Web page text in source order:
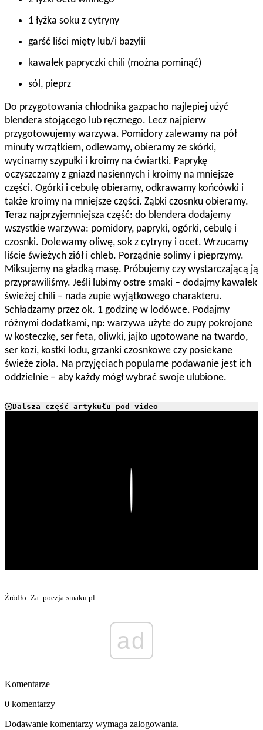
1 łyżka soku z cytryny
garść liści mięty lub/i bazylii
kawałek papryczki chili (można pominąć)
sól, pieprz
Do przygotowania chłodnika gazpacho najlepiej użyć
blendera stojącego lub ręcznego. Lecz najpierw
przygotowujemy warzywa. Pomidory zalewamy na pół
minuty wrzątkiem, odlewamy, obieramy ze skórki,
wycinamy szypułki i kroimy na ćwiartki. Paprykę
oczyszczamy z gniazd nasiennych i kroimy na mniejsze
części. Ogórki i cebulę obieramy, odkrawamy końcówki i
także kroimy na mniejsze części. Ząbki czosnku obieramy.
Teraz najprzyjemniejsza część: do blendera dodajemy
wszystkie warzywa: pomidory, papryki, ogórki, cebulę i
czosnki. Dolewamy oliwę, sok z cytryny i ocet. Wrzucamy
liście świeżych ziół i chleb. Porządnie solimy i pieprzymy.
Miksujemy na gładką masę. Próbujemy czy wystarczającą ją
przyprawiliśmy. Jeśli lubimy ostre smaki – dodajmy kawałek
świeżej chili – nada zupie wyjątkowego charakteru.
Schładzamy przez ok. 1 godzinę w lodówce. Podajmy
różnymi dodatkami, np: warzywa użyte do zupy pokrojone
w kosteczkę, ser feta, oliwki, jajko ugotowane na twardo,
ser kozi, kostki lodu, grzanki czosnkowe czy posiekane
świeże zioła. Na przyjęciach popularne podawanie jest ich
oddzielnie – aby każdy mógł wybrać swoje ulubione.
Dalsza część artykułu pod video
Źródło: Za: poezja-smaku.pl
ad
Komentarze
0 komentarzy
Dodawanie komentarzy wymaga zalogowania.